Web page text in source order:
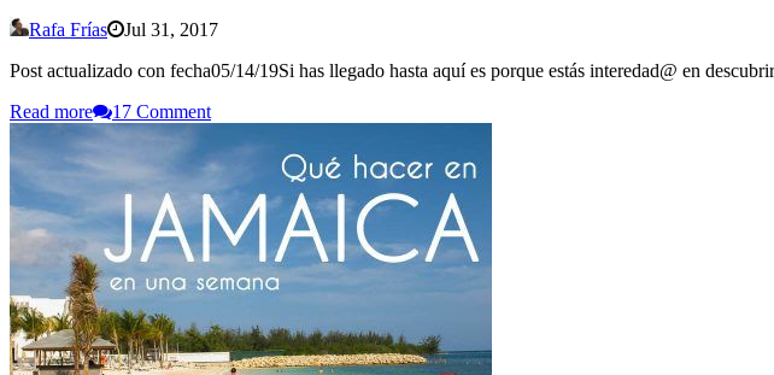
Rafa Frías
Jul 31, 2017
Post actualizado con fecha05/14/19Si has llegado hasta aquí es porque estás interedad@ en
Read more
17 Comment